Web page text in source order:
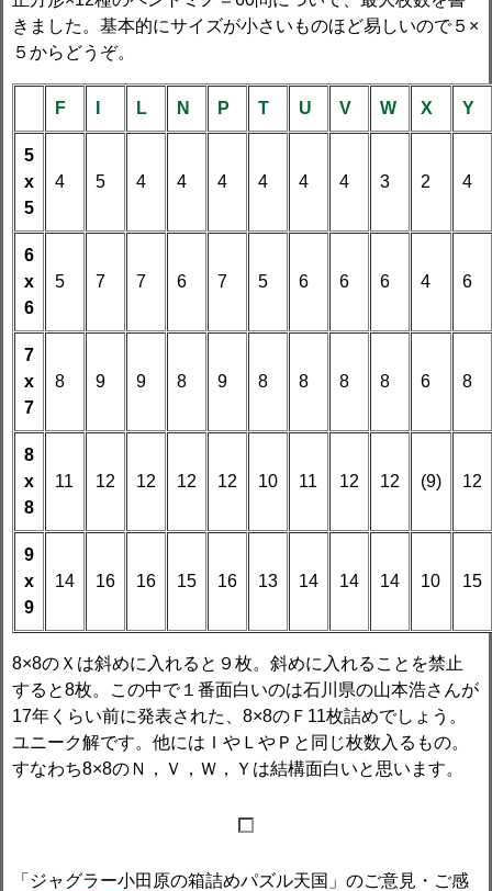
きました。基本的にサイズが小さいものほど易しいので５×
５からどうぞ。
F L N P T U V W X Y
5
x
5
4 5 4 4 4 4 4 4 3 2 4
6
x
6
5 7 7 6 7 5 6 6 6 4 6
7
x
7
8 9 9 8 9 8 8 8 8 6 8
8
x
8
11 12 12 12 12 10 11 12 12 (9) 12
9
x
9
14 16 16 15 16 13 14 14 14 10 15
8×8のＸは斜めに入れると９枚。斜めに入れることを禁止
すると8枚。この中で１番面白いのは石川県の山本浩さんが
17年くらい前に発表された、8×8のＦ11枚詰めでしょう。
ユニーク解です。他にはＩやＬやＰと同じ枚数入るもの。
すなわち8×8のＮ，Ｖ，Ｗ，Ｙは結構面白いと思います。
「ジャグラー小田原の箱詰めパズル天国」のご意見・ご感